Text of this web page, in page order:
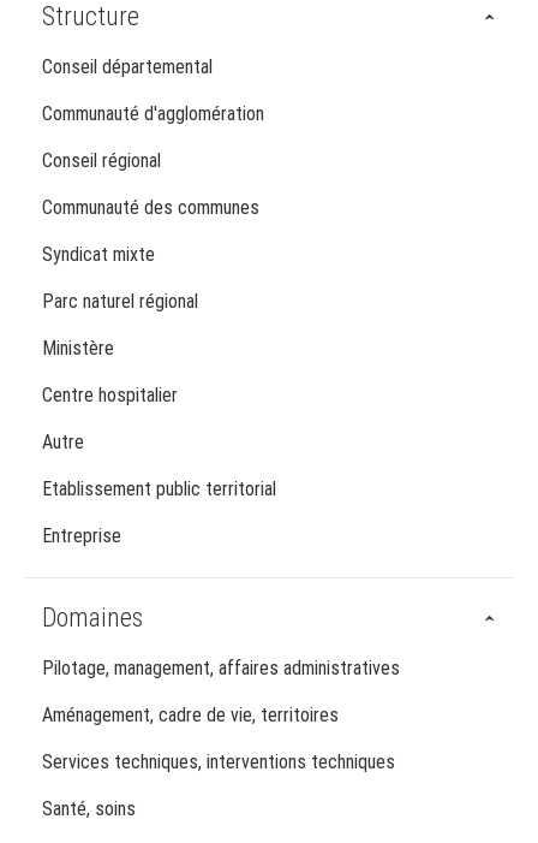
Structure
Conseil départemental
Communauté d'agglomération
Conseil régional
Communauté des communes
Syndicat mixte
Parc naturel régional
Ministère
Centre hospitalier
Autre
Etablissement public territorial
Entreprise
Domaines
Pilotage, management, affaires administratives
Aménagement, cadre de vie, territoires
Services techniques, interventions techniques
Santé, soins